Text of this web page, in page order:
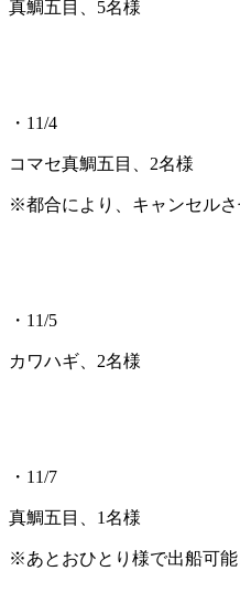
真鯛五目、5名様
・11/4
コマセ真鯛五目、2名様
※都合により、キャンセル
・11/5
カワハギ、2名様
・11/7
真鯛五目、1名様
※あとおひとり様で出船可